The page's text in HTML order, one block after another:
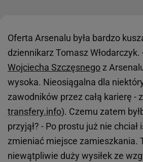
Oferta Arsenalu była bardzo
dziennikarz Tomasz Włodarczyk.
Wojciecha Szczęsnegoz
wysoka. Nieosiągalna dla
zawodników przez całą karierę -
transfery.info). Czemu zatem
przyjął? - Po prostu już nie chciał
zmieniać miejsce zamieszkania.
niewątpliwie duży wysiłek ze